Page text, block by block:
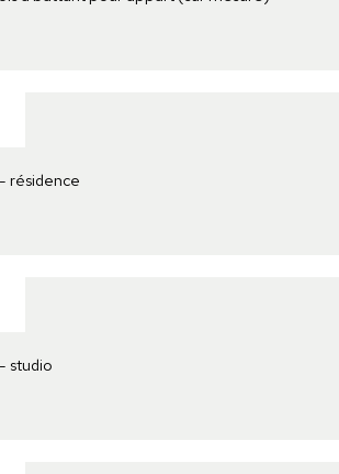
résidence
studio